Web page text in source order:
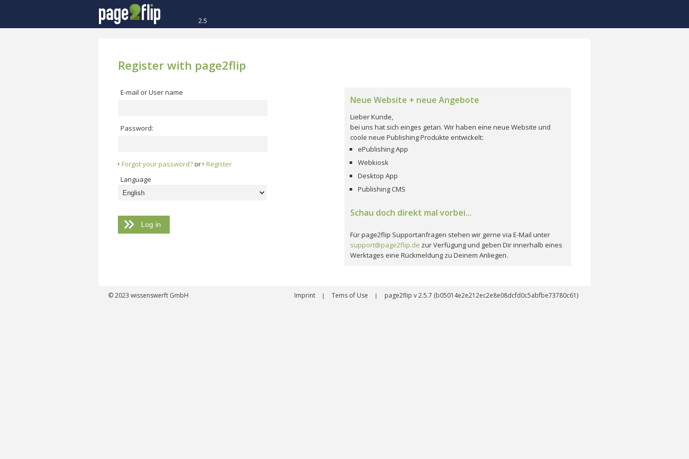
2.5
Register with page2flip
E-mail or User name
Password:
Forgot your password? or Register
Language
Neue Website + neue Angebote
Lieber Kunde,
bei uns hat sich einges getan. Wir haben eine neue Website und
coole neue Publishing Produkte entwickelt:
ePublishing App
Webkiosk
Desktop App
Publishing CMS
Schau doch direkt mal vorbei...
Für page2flip Supportanfragen stehen wir gerne via E-Mail unter
support@page2flip.de zur Verfügung und geben Dir innerhalb eines
Werktages eine Rückmeldung zu Deinem Anliegen.
Imprint | Tems of Use | page2flip v 2.5.7 (b05014e2e212ec2e8e08dcfd0c5abfbe73780c61)
© 2023 wissenswerft GmbH